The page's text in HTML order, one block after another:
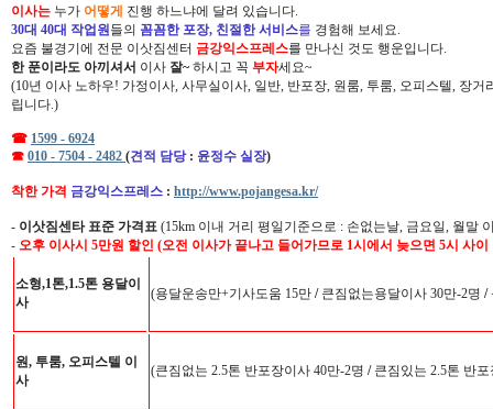
이사는 누가 어떻게 진행 하느냐에 달려 있습니다.
30대 40대 작업원들의 꼼꼼한 포장, 친절한 서비스를 경험해 보세요.
요즘 불경기에 전문 이삿짐센터 금강익스프레스를 만나신 것도 행운입니다.
한 푼이라도 아끼셔서 이사 잘~ 하시고 꼭 부자세요~
(10년 이사 노하우! 가정이사, 사무실이사, 일반, 반포장, 원룸, 투룸, 오피스텔, 장
립니다.)
☎ 1599 - 6924
☎ 010 - 7504 - 2482 (견적 담당 : 윤정수 실장)
착한 가격 금강익스프레스 : http://www.pojangesa.kr/
- 이삿짐센타 표준 가격표 (15km 이내 거리 평일기준으로 : 손없는날, 금요일, 월말
- 오후 이사시 5만원 할인 (오전 이사가 끝나고 들어가므로 1시에서 늦으면 5시 사
소형,1톤,1.5톤 용달이
사
(용달운송만+기사도움 15만 /큰짐없는용달이사 30만-2명 /
원, 투룸, 오피스텔 이
사
(큰짐없는 2.5톤 반포장이사 40만-2명 /큰짐있는 2.5톤 반포